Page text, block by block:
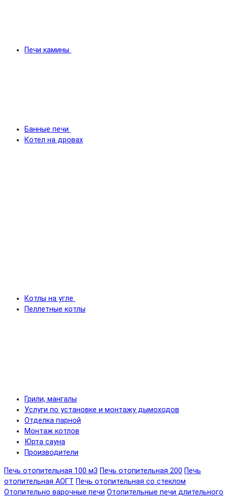
Печи камины
Банные печи
Котел на дровах
Котлы на угле
Пеллетные котлы
Грили, мангалы
Услуги по установке и монтажу дымоходов
Отделка парной
Монтаж котлов
Юрта сауна
Производители
Печь отопительная 100 м3 Печь отопительная 200 Печь
отопительная АОГТ Печь отопительная со стеклом
Отопительно варочные печи Отопительные печи длительного